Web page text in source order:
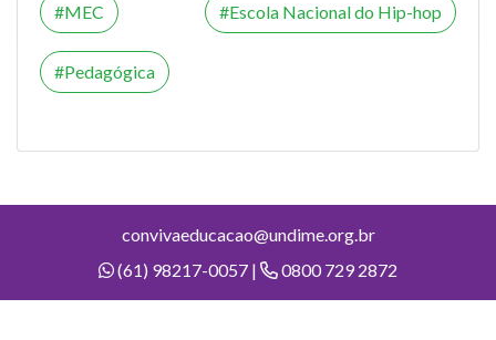
MEC Escola Nacional do Hip-hop
Pedagógica
convivaeducacao@undime.org.br
(61) 98217-0057 |
0800 729 2872